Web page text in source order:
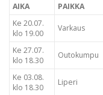
AIKA PAIKKA
Ke 20.07.
klo 19.00
Varkaus
Ke 27.07.
klo 18.30
Outokumpu
Ke 03.08.
klo 18.30
Liperi